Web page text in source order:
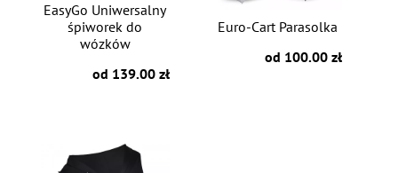
EasyGo Uniwersalny
śpiworek do
wózków
od 139.00 zł
Euro-Cart Parasolka
od 100.00 zł